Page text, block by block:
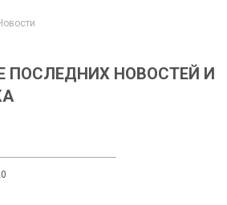
ПОСЛЕДНИХ НОВОСТЕЙ И